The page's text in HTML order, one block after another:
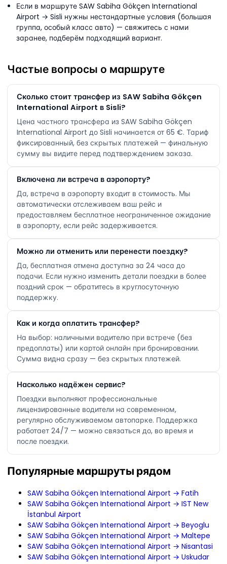
Если в маршруте SAW Sabiha Gökçen International
Airport → Sisli нужны нестандартные условия (большая
группа, особый класс авто) — свяжитесь с нами
заранее, подберём подходящий вариант.
Частые вопросы о маршруте
Сколько стоит трансфер из SAW Sabiha Gökçen
International Airport в Sisli?
Цена частного трансфера из SAW Sabiha Gökçen
International Airport до Sisli начинается от 65 €. Тариф
фиксированный, без скрытых платежей — финальную
сумму вы видите перед подтверждением заказа.
Включена ли встреча в аэропорту?
Да, встреча в аэропорту входит в стоимость. Мы
автоматически отслеживаем ваш рейс и
предоставляем бесплатное неограниченное ожидание
в аэропорту, если рейс задерживается.
Можно ли отменить или перенести поездку?
Да, бесплатная отмена доступна за 24 часа до
подачи. Если нужно изменить детали поездки в более
поздний срок — обратитесь в круглосуточную
поддержку.
Как и когда оплатить трансфер?
На выбор: наличными водителю при встрече (без
предоплаты) или картой онлайн при бронировании.
Сумма видна сразу — без скрытых платежей.
Насколько надёжен сервис?
Поездки выполняют профессиональные
лицензированные водители на современном,
регулярно обслуживаемом автопарке. Поддержка
работает 24/7 — можно связаться до, во время и
после поездки.
Популярные маршруты рядом
SAW Sabiha Gökçen International Airport → Fatih
SAW Sabiha Gökçen International Airport → IST New
İstanbul Airport
SAW Sabiha Gökçen International Airport → Beyoglu
SAW Sabiha Gökçen International Airport → Maltepe
SAW Sabiha Gökçen International Airport → Nisantasi
SAW Sabiha Gökçen International Airport → Uskudar